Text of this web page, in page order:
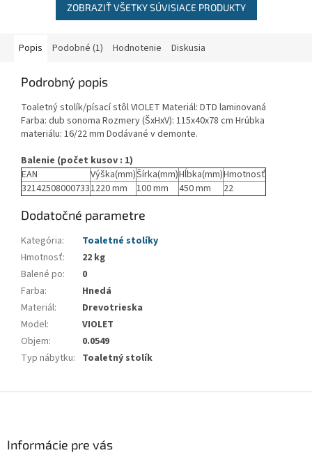
ZOBRAZIŤ VŠETKY SÚVISIACE PRODUKTY
Popis Podobné (1) Hodnotenie Diskusia
Podrobný popis
Toaletný stolík/písací stôl VIOLET Materiál: DTD laminovaná
Farba: dub sonoma Rozmery (ŠxHxV): 115x40x78 cm Hrúbka
materiálu: 16/22 mm Dodávané v demonte.
Balenie (počet kusov : 1)
EAN
Výška(mm)Šírka(mm)Hĺbka(mm)Hmotnosť
321425080007331220 mm 100 mm 450 mm 22
Dodatočné parametre
Kategória:
Toaletné stolíky
Hmotnosť:
22 kg
Balené po:
0
Farba:
Hnedá
Materiál:
Drevotrieska
Model:
VIOLET
Objem:
0.0549
Typ nábytku: Toaletný stolík
Informácie pre vás